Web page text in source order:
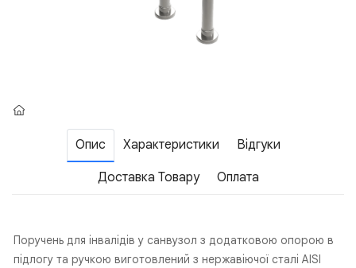
Опис Характеристики Відгуки
Доставка Товару Оплата
Поручень для інвалідів у санвузол з додатковою опорою в
підлогу та ручкою виготовлений з нержавіючої сталі AISI